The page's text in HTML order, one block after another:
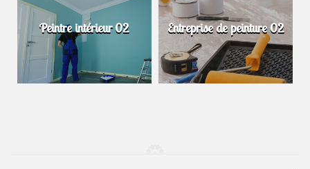
Peintre intérieur 02 Entreprise de peinture 02